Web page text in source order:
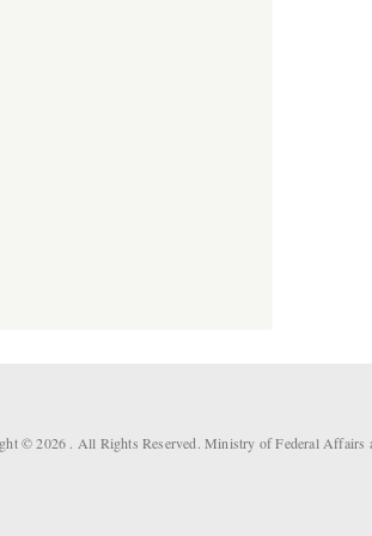
© 2026 . All Rights Reserved. Ministry of Federal Affairs